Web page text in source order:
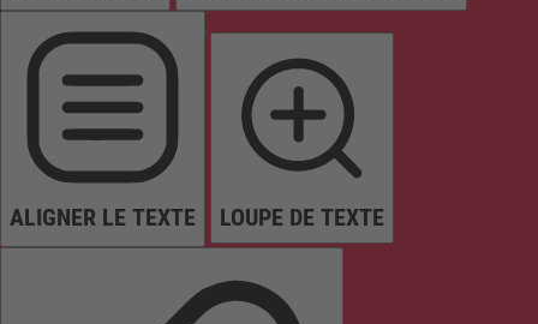
ALIGNER LE TEXTE LOUPE DE TEXTE